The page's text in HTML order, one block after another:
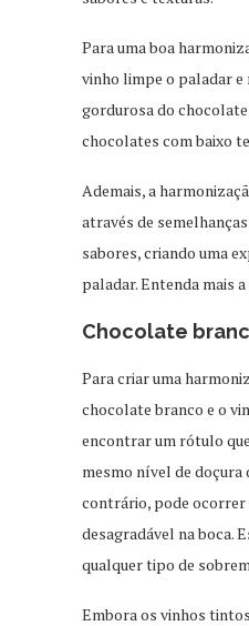
Para uma boa
vinho limpe o paladar e
gordurosa do
chocolates com baixo
Ademais, a
através de
sabores, criando uma
paladar. Entenda mais
Chocolate
Para criar uma
chocolate branco e o
encontrar um rótulo
mesmo nível de doçura
contrário, pode ocorrer
desagradável na boca.
qualquer tipo de
Embora os vinhos